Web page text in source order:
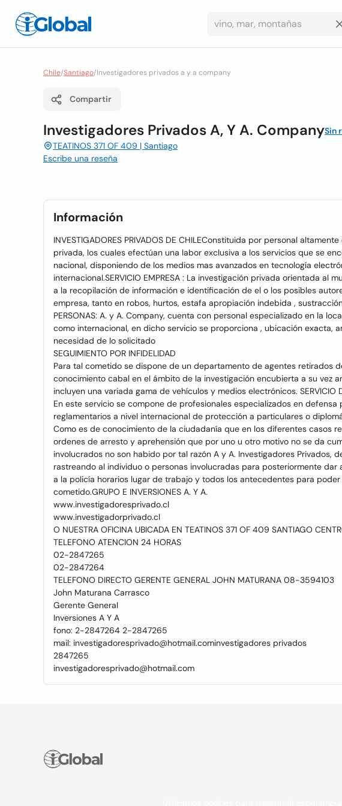
Chile/Santiago/Investigadores privados a y a company
Compartir
Investigadores Privados A, Y A. CompanySin
TEATINOS 371 OF 409 | Santiago
Escribe una reseña
Información
INVESTIGADORES PRIVADOS DE CHILEConstituida por personal
privada, los cuales efectúan una labor exclusiva a los servicios que se
nacional, disponiendo de los medios mas avanzados en tecnología
internacional.SERVICIO EMPRESA : La investigación privada orientada al
a la recopilación de información e identificación de el o los posibles
empresa, tanto en robos, hurtos, estafa apropiación indebida , sustracción
PERSONAS: A. y A. Company, cuenta con personal especializado en la
como internacional, en dicho servicio se proporciona , ubicación exacta,
necesidad de lo solicitado
SEGUIMIENTO POR INFIDELIDAD
Para tal cometido se dispone de un departamento de agentes retirados
conocimiento cabal en el ámbito de la investigación encubierta a su vez
incluyen una variada gama de vehículos y medios electrónicos. SERVICIO
En este servicio se compone de profesionales especializados en defensa
reglamentarios a nivel internacional de protección a particulares o
Como es de conocimiento de la ciudadanía que en los diferentes casos
ordenes de arresto y aprehensión que por uno u otro motivo no se da
involucrados no son habido por tal razón A y A. Investigadores Privados,
rastreando al individuo o personas involucradas para posteriormente
a la policía horarios lugar de trabajo y todos los antecedentes para
cometido.GRUPO E INVERSIONES A. Y A.
www.investigadoresprivado.cl
www.investigadorprivado.cl
O NUESTRA OFICINA UBICADA EN TEATINOS 371 OF 409 SANTIAGO
TELEFONO ATENCION 24 HORAS
02-2847265
02-2847264
TELEFONO DIRECTO GERENTE GENERAL JOHN MATURANA 08-3594103
John Maturana Carrasco
Gerente General
Inversiones A Y A
fono: 2-2847264 2-2847265
mail: investigadoresprivado@hotmail.cominvestigadores privados
2847265
investigadoresprivado@hotmail.com